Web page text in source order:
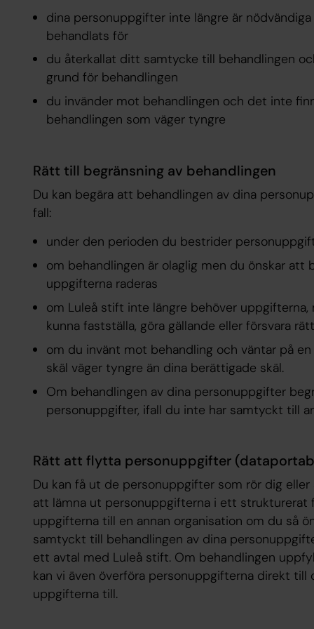
dina personuppgifter inte längre är
behandlats för
du återkallat ditt samtycke till behandlingen
grund för behandlingen
du invänder mot behandlingen och det inte
behandlingen som väger tyngre
Rätt till begränsning av behandlingen
Du kan begära att behandlingen av dina
fall:
under den perioden du bestrider
om behandlingen är olaglig men du önskar
uppgifterna raderas
om Luleå stift inte längre behöver
kunna fastställa, göra gällande eller försvara
om du invänt mot behandling och väntar på
skäl väger tyngre än dina berättigade skäl.
Om behandlingen av dina personuppgifter
personuppgifter, ifall du inte har samtyckt till
Rätt att flytta personuppgifter
Du kan få ut de personuppgifter som rör dig
att lämna ut personuppgifterna i ett strukturerat
uppgifterna till en annan organisation om du så
samtyckt till behandlingen av dina
ett avtal med Luleå stift. Om behandlingen
kan vi även överföra personuppgifterna direkt
uppgifterna till.